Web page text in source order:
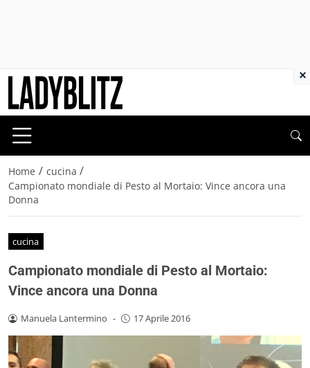
Home / cucina /
Campionato mondiale di Pesto al Mortaio: Vince ancora una
Donna
cucina
Campionato mondiale di Pesto al Mortaio:
Vince ancora una Donna
Manuela Lantermino - 17 Aprile 2016
×